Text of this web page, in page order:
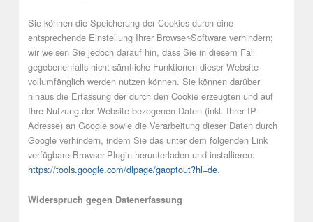
Sie können die Speicherung der Cookies durch eine
entsprechende Einstellung Ihrer Browser-Software verhindern;
wir weisen Sie jedoch darauf hin, dass Sie in diesem Fall
gegebenenfalls nicht sämtliche Funktionen dieser Website
vollumfänglich werden nutzen können. Sie können darüber
hinaus die Erfassung der durch den Cookie erzeugten und auf
Ihre Nutzung der Website bezogenen Daten (inkl. Ihrer IP-
Adresse) an Google sowie die Verarbeitung dieser Daten durch
Google verhindern, indem Sie das unter dem folgenden Link
verfügbare Browser-Plugin herunterladen und installieren:
https://tools.google.com/dlpage/gaoptout?hl=de.
Widerspruch gegen Datenerfassung